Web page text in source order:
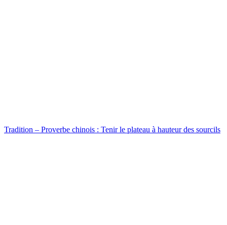
Tradition – Proverbe chinois : Tenir le plateau à hauteur des sourcils